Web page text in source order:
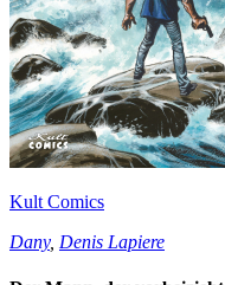
Kult Comics
Dany, Denis Lapiere